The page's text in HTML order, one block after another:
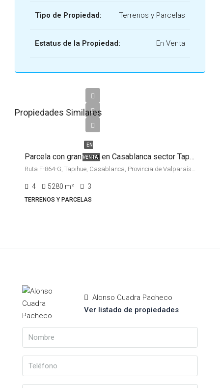
Tipo de Propiedad: Terrenos y Parcelas
Estatus de la Propiedad: En Venta
Propiedades Similares
EN
VENTA Parcela con gran casa en Casablanca sector Tapihue
Ruta F-864-G, Tapihue, Casablanca, Provincia de Valparaíso, Región de Valparaíso, Chile
4 5280 m² 3
TERRENOS Y PARCELAS
Alonso Cuadra Pacheco
Ver listado de propiedades